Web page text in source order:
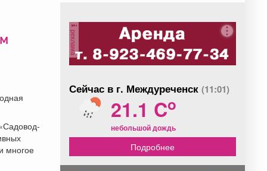
многое
реклама
Сейчас в г. Междуреченск (11:01)
21.1 Co
небольшой дождь
Подробнее